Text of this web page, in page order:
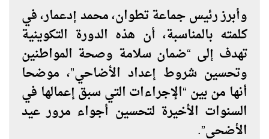
وأبرز رئيس جماعة تطوان، محمد إدعمار، في
كلمته بالمناسبة، أن هذه الدورة التكوينية
تهدف إلى “ضمان سلامة وصحة المواطنين
وتحسين شروط إعداد الأضاحي”، موضحا
أنها من بين “الإجراءات التي سبق إعمالها في
السنوات الأخيرة لتحسين أجواء مرور عيد
الأضحى”.